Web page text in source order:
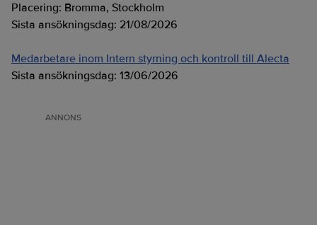
Placering: Bromma, Stockholm
Sista ansökningsdag: 21/08/2026
Medarbetare inom Intern styrning och kontroll till Alecta
Sista ansökningsdag: 13/06/2026
ANNONS